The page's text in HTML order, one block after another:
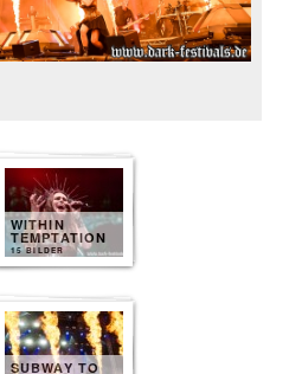
WITHIN
TEMPTATION
15 BILDER
SUBWAY TO